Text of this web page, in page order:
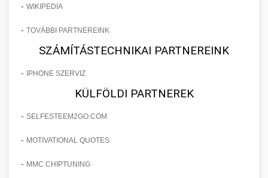
- WIKIPEDIA
- TOVÁBBI PARTNEREINK
SZÁMÍTÁSTECHNIKAI PARTNEREINK
- IPHONE SZERVIZ
KÜLFÖLDI PARTNEREK
- SELFESTEEM2GO.COM
- MOTIVATIONAL QUOTES
- MMC CHIPTUNING